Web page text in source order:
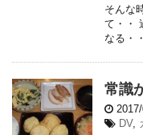
そんな
て・・
なる・
常識
DV,